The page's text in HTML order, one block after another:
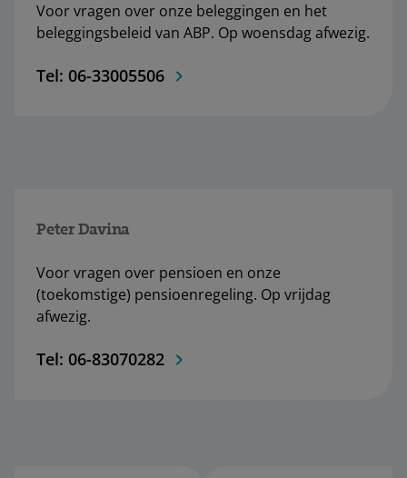
Voor vragen over onze beleggingen en het
beleggingsbeleid van ABP. Op woensdag afwezig.
Tel: 06-33005506
Peter Davina
Voor vragen over pensioen en onze
(toekomstige) pensioenregeling. Op vrijdag
afwezig.
Tel: 06-83070282